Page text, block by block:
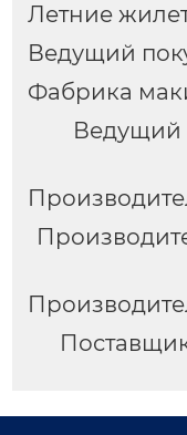
Летние
Ведущий
Фабрика
Ведущий